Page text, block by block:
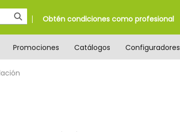
Obtén condiciones como profesional
Promociones Catálogos Configuradores